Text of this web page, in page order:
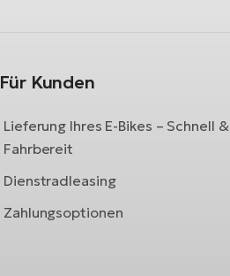
Für Kunden
Lieferung Ihres E-Bikes – Schnell &
Fahrbereit
Dienstradleasing
Zahlungsoptionen